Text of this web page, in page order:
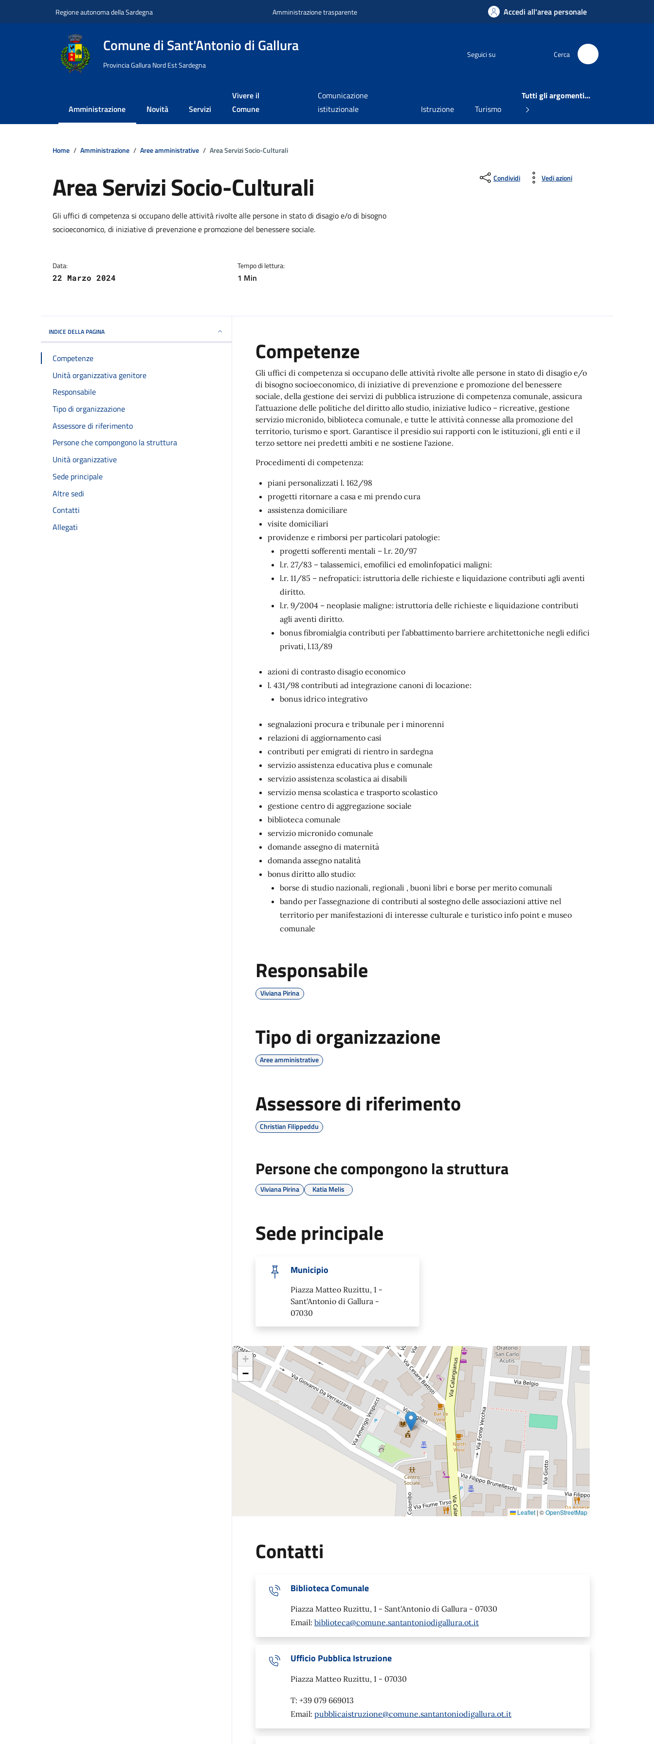
Regione autonoma della Sardegna Amministrazione trasparente Accedi all'area personale
Comune di Sant'Antonio di Gallura
Provincia Gallura Nord Est Sardegna
Seguici su Cerca
Amministrazione Novità Servizi
Vivere il
Comune
Comunicazione
istituzionale
Istruzione Turismo
Tutti gli argomenti...
Home Amministrazione Aree amministrative Area Servizi Socio-Culturali
Area Servizi Socio-Culturali
Dettagli della notizia
Gli uffici di competenza si occupano delle attività rivolte alle persone in stato di disagio e/o di bisogno
socioeconomico, di iniziative di prevenzione e promozione del benessere sociale.
Data:
22 Marzo 2024
Tempo di lettura:
1 Min
Condividi Vedi azioni
INDICE DELLA PAGINA
Competenze
Unità organizzativa genitore
Responsabile
Tipo di organizzazione
Assessore di riferimento
Persone che compongono la struttura
Unità organizzative
Sede principale
Altre sedi
Contatti
Allegati
Competenze
Gli uffici di competenza si occupano delle attività rivolte alle persone in stato di disagio e/o
di bisogno socioeconomico, di iniziative di prevenzione e promozione del benessere
sociale, della gestione dei servizi di pubblica istruzione di competenza comunale, assicura
l’attuazione delle politiche del diritto allo studio, iniziative ludico – ricreative, gestione
servizio micronido, biblioteca comunale, e tutte le attività connesse alla promozione del
territorio, turismo e sport. Garantisce il presidio sui rapporti con le istituzioni, gli enti e il
terzo settore nei predetti ambiti e ne sostiene l'azione.
Procedimenti di competenza:
piani personalizzati l. 162/98
progetti ritornare a casa e mi prendo cura
assistenza domiciliare
visite domiciliari
providenze e rimborsi per particolari patologie:
progetti sofferenti mentali – l.r. 20/97
l.r. 27/83 – talassemici, emofilici ed emolinfopatici maligni:
l.r. 11/85 – nefropatici: istruttoria delle richieste e liquidazione contributi agli aventi
diritto.
l.r. 9/2004 – neoplasie maligne: istruttoria delle richieste e liquidazione contributi
agli aventi diritto.
bonus fibromialgia contributi per l’abbattimento barriere architettoniche negli edifici
privati, l.13/89
azioni di contrasto disagio economico
l. 431/98 contributi ad integrazione canoni di locazione:
bonus idrico integrativo
segnalazioni procura e tribunale per i minorenni
relazioni di aggiornamento casi
contributi per emigrati di rientro in sardegna
servizio assistenza educativa plus e comunale
servizio assistenza scolastica ai disabili
servizio mensa scolastica e trasporto scolastico
gestione centro di aggregazione sociale
biblioteca comunale
servizio micronido comunale
domande assegno di maternità
domanda assegno natalità
bonus diritto allo studio:
borse di studio nazionali, regionali , buoni libri e borse per merito comunali
bando per l’assegnazione di contributi al sostegno delle associazioni attive nel
territorio per manifestazioni di interesse culturale e turistico info point e museo
comunale
Responsabile
Viviana Pirina
Tipo di organizzazione
Aree amministrative
Assessore di riferimento
Christian Filippeddu
Persone che compongono la struttura
Viviana Pirina Katia Melis
Sede principale
Municipio
Piazza Matteo Ruzittu, 1 -
Sant'Antonio di Gallura -
07030
+
−
Leaflet | ©OpenStreetMap
Contatti
Biblioteca Comunale
Piazza Matteo Ruzittu, 1 - Sant'Antonio di Gallura - 07030
Email: biblioteca@comune.santantoniodigallura.ot.it
Ufficio Pubblica Istruzione
Piazza Matteo Ruzittu, 1 - 07030
T: +39 079 669013
Email: pubblicaistruzione@comune.santantoniodigallura.ot.it